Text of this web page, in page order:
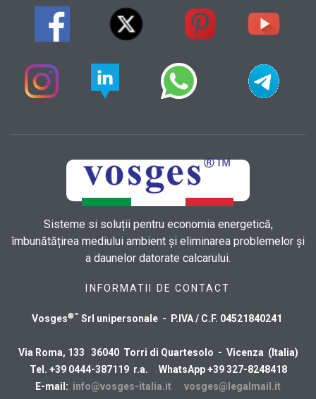
Sisteme si soluții pentru economia energetică,
îmbunătățirea mediului ambient și eliminarea problemelor și
a daunelor datorate calcarului.
INFORMATII DE CONTACT
Vosges®™ Srl unipersonale - P.IVA / C.F. 04521840241
Via Roma, 133 36040 Torri di Quartesolo - Vicenza (Italia)
Tel. +39 0444-387119 r.a. WhatsApp +39 327-8248418
E-mail: info@vosges-italia.it vosges@legalmail.it